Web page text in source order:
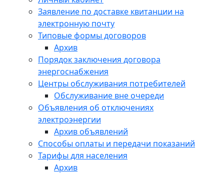
Заявление по доставке квитанции на
электронную почту
Типовые формы договоров
Архив
Порядок заключения договора
энергоснабжения
Центры обслуживания потребителей
Обслуживание вне очереди
Объявления об отключениях
электроэнергии
Архив объявлений
Способы оплаты и передачи показаний
Тарифы для населения
Архив